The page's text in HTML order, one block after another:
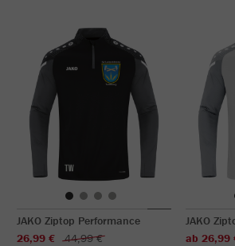
JAKO Ziptop Performance
26,99 €
44,99 €
JAKO
ab 26,99